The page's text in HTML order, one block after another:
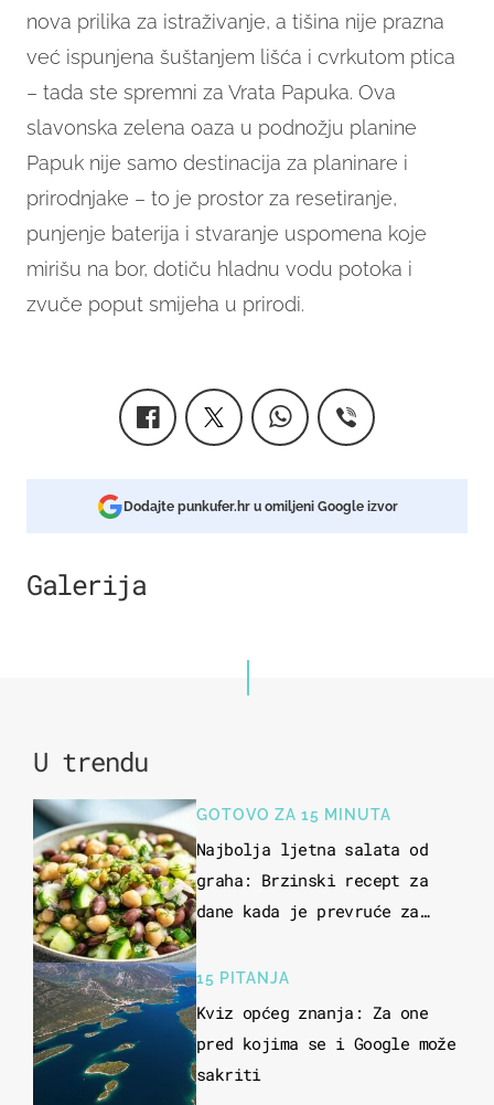
nova prilika za istraživanje, a tišina nije prazna
već ispunjena šuštanjem lišća i cvrkutom ptica
– tada ste spremni za Vrata Papuka. Ova
slavonska zelena oaza u podnožju planine
Papuk nije samo destinacija za planinare i
prirodnjake – to je prostor za resetiranje,
punjenje baterija i stvaranje uspomena koje
mirišu na bor, dotiču hladnu vodu potoka i
zvuče poput smijeha u prirodi.
Dodajte punkufer.hr u omiljeni Google izvor
Galerija
U trendu
GOTOVO ZA 15 MINUTA
Najbolja ljetna salata od
graha: Brzinski recept za
dane kada je prevruće za
15 PITANJA
Kviz općeg znanja: Za one
pred kojima se i Google može
sakriti